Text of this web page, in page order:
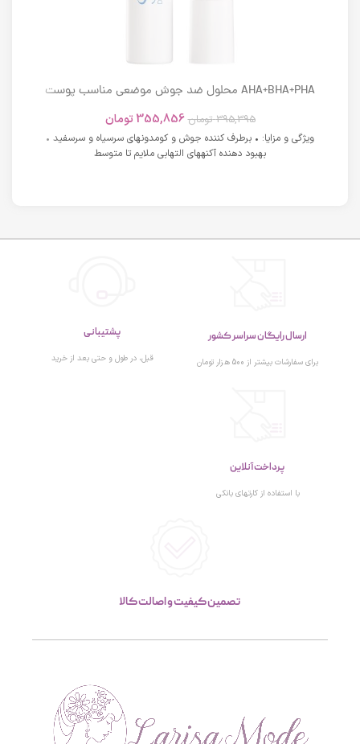
AHA+BHA+PHA محلول ضد جوش موضعی مناسب پوست
395,395 تومان 355,856 تومان
ویژگی و مزایا: • برطرف کننده جوش و کومدونهای سرسیاه و سرسفید •
بهبود دهنده آکنههای التهابی ملایم تا متوسط
ارسال رایگان سراسر کشور
برای سفارشات بیشتر از 500 هزار تومان
پشتیبانی
قبل، در طول و حتی بعد از خرید
پرداخت آنلاین
با استفاده از کارتهای بانکی
تصمین کیفیت و اصالت کالا